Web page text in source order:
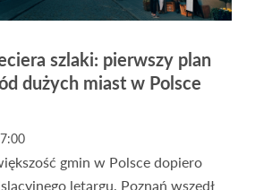
szlaki: pierwszy plan
dużych miast w Polsce
gmin w Polsce dopiero
letargu, Poznań wszedł